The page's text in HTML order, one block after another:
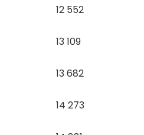
12 552
13 109
13 682
14 273